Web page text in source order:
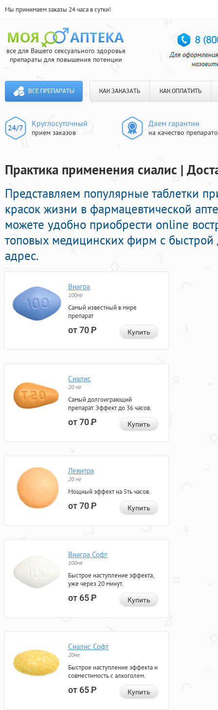
Мы принимаем заказы 24 часа в сутки!
все для Вашего сексуального здоровья
препараты для повышения потенции
ВСЕ ПРЕПАРАТЫ КАК ЗАКАЗАТЬ КАК ОПЛАТИТЬ
Круглосуточный
прием заказов
Даем гарантии
на качество
Практика применения сиалис |
Представляем популярные таблетки
красок жизни в фармацевтической
можете удобно приобрести online
топовых медицинских фирм с быстрой
адрес.
Виагра
100мг
Самый известный в мире
препарат
от 70Р Купить
Сиалис
20 мг
Самый долгоиграющий
препарат. Эффект до 36 часов.
от 70Р Купить
Левитра
20 мг
Мощный эффект на 5ть часов.
от 70Р Купить
Виагра Софт
100мг
Быстрое наступление эффекта,
уже через 20 минут.
от 65Р Купить
Сиалис Софт
20мг
Быстрое наступление эффекта и
совместимость с алкоголем.
от 65Р Купить